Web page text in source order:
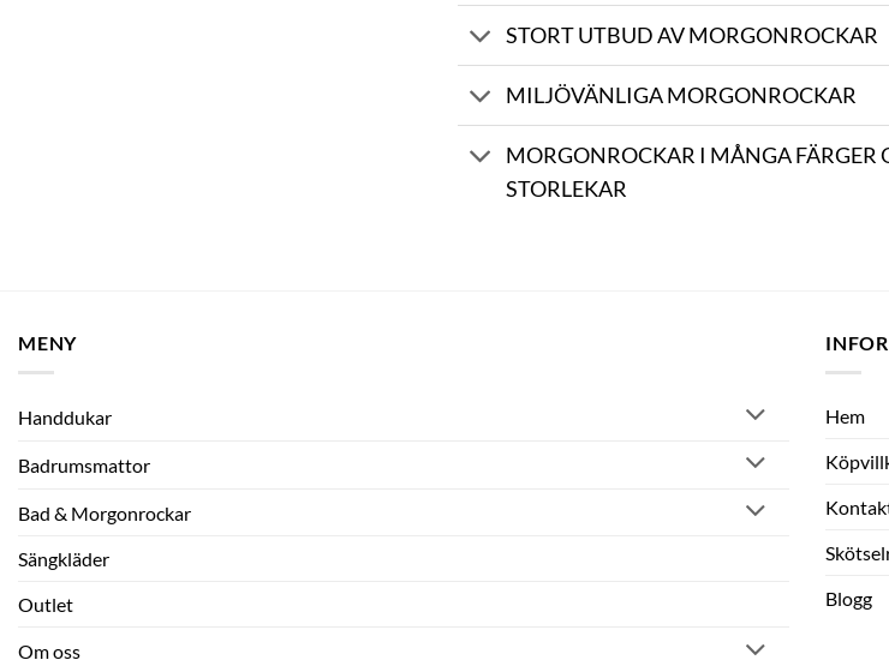
STORT UTBUD AV MORGONROCKAR
MILJÖVÄNLIGA MORGONROCKAR
MORGONROCKAR I MÅNGA FÄRGER
STORLEKAR
MENY
Handdukar
Badrumsmattor
Bad & Morgonrockar
Sängkläder
Outlet
Om oss
Hem
Blogg